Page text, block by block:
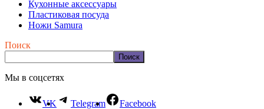
Кухонные аксессуары
Пластиковая посуда
Ножи Samura
Поиск
Поиск
Мы в соцсетях
VK Telegram
Facebook